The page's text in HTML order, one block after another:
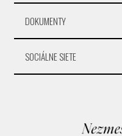
DOKUMENTY
SOCIÁLNE SIETE